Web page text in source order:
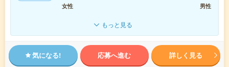
女性
男性
もっと見る
気になる! 応募へ進む 詳しく見る